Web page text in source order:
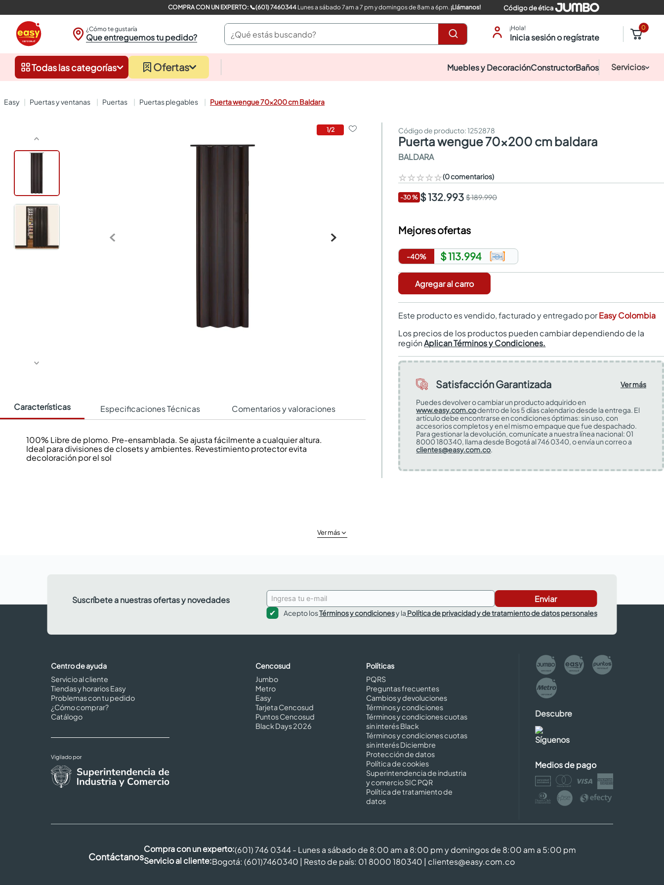
COMPRA CON UN EXPERTO: 📞(601) 7460344Lunes a sábado 7am a 7 pm y domingos de 8am a 6pm. ¡Llámanos! Código de ética
¿Cómo te gustaría
Que entreguemos tu pedido?
¿Qué estás buscando? ¡Hola!
Inicia sesión o regístrate
0
Todas las categorías Ofertas Muebles y DecoraciónConstructorBaños Servicios
puertas y ventanas puertas puertas plegables Puerta wengue 70x200 cm Baldara
1/2
Características Especificaciones Técnicas Comentarios y valoraciones
100% Libre de plomo. Pre-ensamblada. Se ajusta fácilmente a cualquier altura.
Ideal para divisiones de closets y ambientes. Revestimiento protector evita
decoloración por el sol
:1252878
puerta wengue 70x200 cm baldara
BALDARA
☆☆☆☆☆(0 comentarios)
-30% $ 132.993 $ 189.990
Mejores ofertas
-40% $ 113.994
Agregar al carro
Este producto es vendido, facturado y entregado porEasy Colombia
Los precios de los productos pueden cambiar dependiendo de la
regiónAplican Términos y Condiciones.
Satisfacción Garantizada
Ver más
Puedes devolver o cambiar un producto adquirido en
www.easy.com.codentro de los 5 días calendario desde la entrega. El
artículo debe encontrarse en condiciones óptimas: sin uso, con
accesorios completos y en el mismo empaque que fue despachado.
Para gestionar la devolución, comunícate a nuestra línea nacional: 01
8000 180340, llama desde Bogotá al 746 0340, o envía un correo a
clientes@easy.com.co.
Ver más
Suscríbete a nuestras ofertas y novedades Enviar
Acepto losTérminos y condicionesy la Política de privacidad y de tratamiento de datos personales
Centro de ayuda
Servicio al cliente
Tiendas y horarios Easy
Problemas con tu pedido
¿Cómo comprar?
Catálogo
Cencosud
Jumbo
Metro
Easy
Tarjeta Cencosud
Puntos Cencosud
Black Days 2026
Políticas
PQRS
Preguntas frecuentes
Cambios y devoluciones
Términos y condiciones
Términos y condiciones cuotas
sin interés Black
Términos y condiciones cuotas
sin interés Diciembre
Protección de datos
Política de cookies
Superintendencia de industria
y comercio SIC PQR
Política de tratamiento de
datos
Descubre
Síguenos
Medios de pago
Contáctanos
Compra con un experto:(601) 746 0344 - Lunes a sábado de 8:00 am a 8:00 pm y domingos de 8:00 am a 5:00 pm
Servicio al cliente:Bogotá: (601)7460340 | Resto de país: 01 8000 180340 | clientes@easy.com.co
closet
sanitarios